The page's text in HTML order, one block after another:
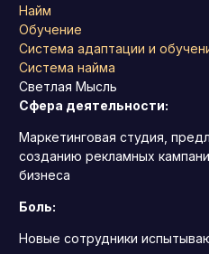
Найм
Обучение
Система адаптации и
Система найма
Светлая Мысль
Сфера деятельности:
Маркетинговая студия,
созданию рекламных
бизнеса
Боль:
Новые сотрудники